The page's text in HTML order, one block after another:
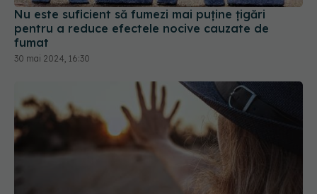
Nu este suficient să fumezi mai puține țigări
pentru a reduce efectele nocive cauzate de
fumat
30 mai 2024, 16:30